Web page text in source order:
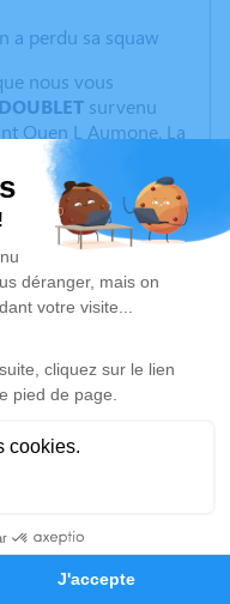
Hommages
a perdu sa squaw
nous vous
survenu
Ouen L Aumone. La
27 septembre
: Crematorium de
de verdun - 95310
vos
moment passé.
Je rends hommage
à 12h00
l'Aumone